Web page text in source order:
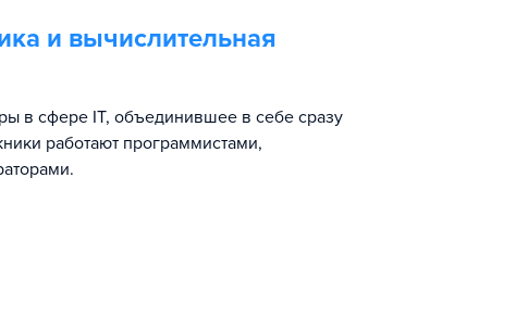
и вычислительная
в сфере IT, объединившее в себе сразу
работают программистами,